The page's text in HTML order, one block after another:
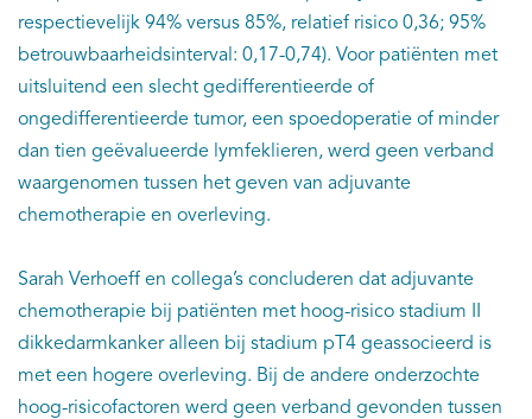
respectievelijk 94% versus 85%, relatief risico 0,36; 95%
betrouwbaarheidsinterval: 0,17-0,74). Voor patiënten met
uitsluitend een slecht gedifferentieerde of
ongedifferentieerde tumor, een spoedoperatie of minder
dan tien geëvalueerde lymfeklieren, werd geen verband
waargenomen tussen het geven van adjuvante
chemotherapie en overleving.
Sarah Verhoeff en collega’s concluderen dat adjuvante
chemotherapie bij patiënten met hoog-risico stadium II
dikkedarmkanker alleen bij stadium pT4 geassocieerd is
met een hogere overleving. Bij de andere onderzochte
hoog-risicofactoren werd geen verband gevonden tussen